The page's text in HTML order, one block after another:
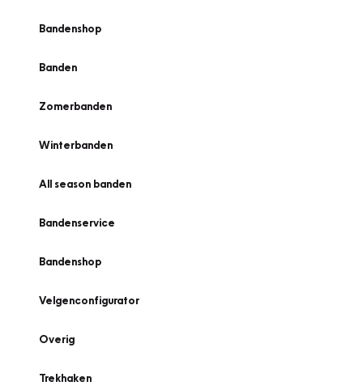
Bandenshop
Banden
Zomerbanden
Winterbanden
All season banden
Bandenservice
Bandenshop
Velgenconfigurator
Overig
Trekhaken